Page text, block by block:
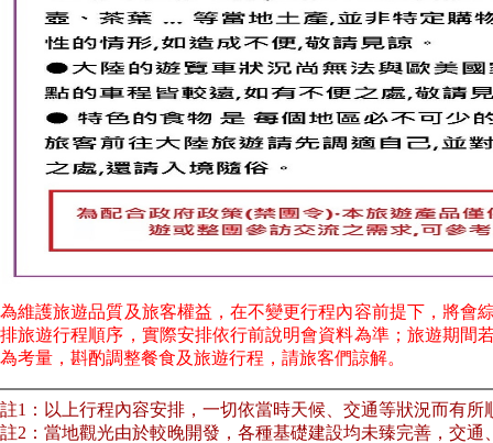
為維護旅遊品質及旅客權益，在不變更行程內容前提下，將會
排旅遊行程順序，實際安排依行前說明會資料為準；旅遊期間
為考量，斟酌調整餐食及旅遊行程，請旅客們諒解。
註1：以上行程內容安排，一切依當時天候、交通等狀況而有
註2：當地觀光由於較晚開發，各種基礎建設均未臻完善，交